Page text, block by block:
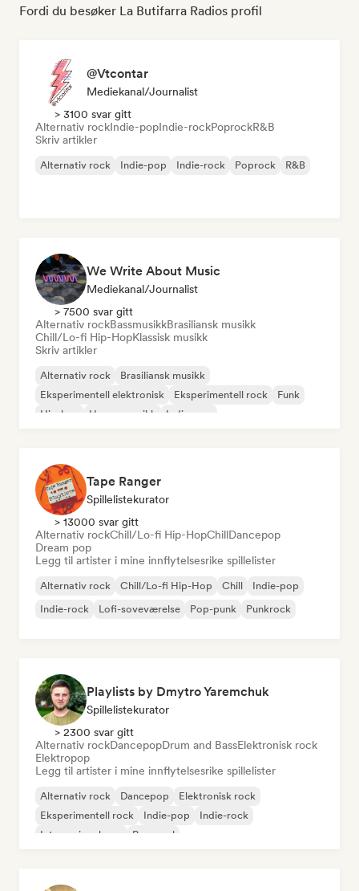
Fordi du besøker La Butifarra Radios profil
@Vtcontar
Mediekanal/journalist
> 3100 svar gitt
Alternativ rockIndie-popIndie-rockPoprockR&B
Skriv artikler
Alternativ rock Indie-pop Indie-rock Poprock R&B
We Write About Music
Mediekanal/journalist
> 7500 svar gitt
Alternativ rockBassmusikkBrasiliansk musikk
Chill/Lo-fi Hip-HopKlassisk musikk
Skriv artikler
Alternativ rock
Brasiliansk musikk
Eksperimentell elektronisk
Eksperimentell rock
Funk
Hip-hop
House-musikk Indie-pop
Tape Ranger
Spillelistekurator
> 13000 svar gitt
Alternativ rockChill/Lo-fi Hip-HopChillDancepop
Dream pop
Legg til artister i mine innflytelsesrike spillelister
Alternativ rock Chill/Lo-fi Hip-Hop Chill
Indie-pop
Indie-rock
Lofi-soveværelse Pop-punk Punkrock
Playlists by Dmytro Yaremchuk
Spillelistekurator
> 2300 svar gitt
Alternativ rockDancepopDrum and BassElektronisk rock
Elektropop
Legg til artister i mine innflytelsesrike spillelister
Alternativ rock Dancepop
Elektronisk rock
Eksperimentell rock
Indie-pop
Indie-rock
Internasjonal pop
Pop-soul